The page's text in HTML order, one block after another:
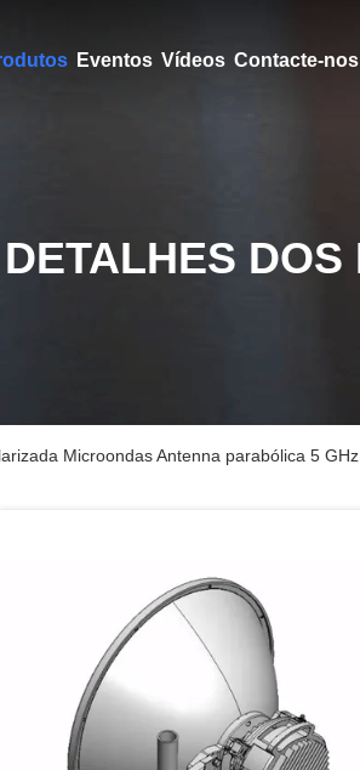
Eventos Vídeos Contacte-nos
DETALHES DOS
Microondas Antenna parabólica 5 GHz